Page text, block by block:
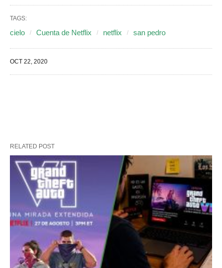
TAGS:
cielo Cuenta de Netflix netflix san pedro
OCT 22, 2020
RELATED POST